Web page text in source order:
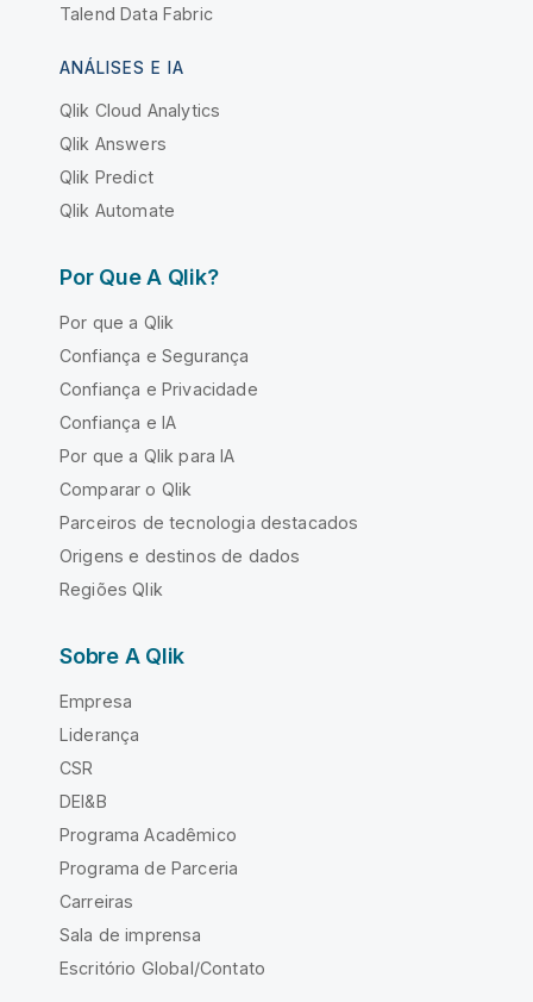
Talend Data Fabric
ANÁLISES E IA
Qlik Cloud Analytics
Qlik Answers
Qlik Predict
Qlik Automate
Por Que A Qlik?
Por que a Qlik
Confiança e Segurança
Confiança e Privacidade
Confiança e IA
Por que a Qlik para IA
Comparar o Qlik
Parceiros de tecnologia destacados
Origens e destinos de dados
Regiões Qlik
Sobre A Qlik
Empresa
Liderança
CSR
DEI&B
Programa Acadêmico
Programa de Parceria
Carreiras
Sala de imprensa
Escritório Global/Contato